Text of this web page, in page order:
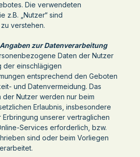
Die verwendeten
z.B. „Nutzer“ sind
verstehen.
zur Datenverarbeitung
Daten der Nutzer
der einschlägigen
entsprechend den Geboten
und Datenvermeidung. Das
Nutzer werden nur beim
Erlaubnis, insbesondere
unserer vertraglichen
Services erforderlich, bzw.
sind oder beim Vorliegen